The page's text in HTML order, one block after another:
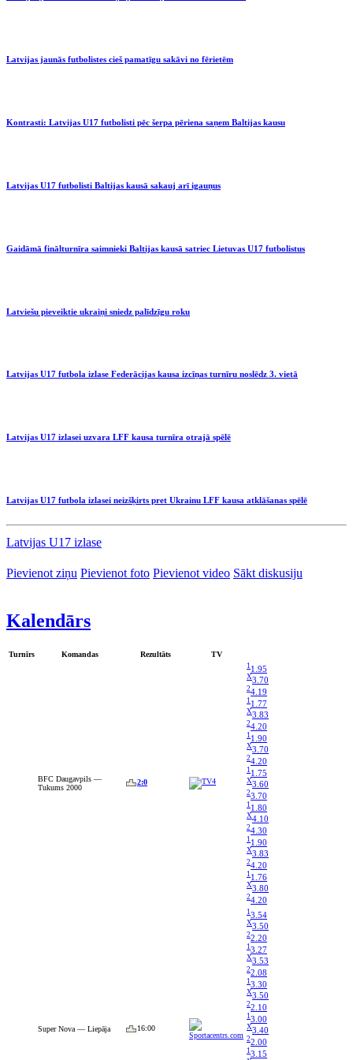
Latvijas jaunās futbolistes cieš pamatīgu sakāvi no fērietēm
Kontrasti: Latvijas U17 futbolisti pēc šerpa pēriena saņem Baltijas kausu
Latvijas U17 futbolisti Baltijas kausā sakauj arī igauņus
Gaidāmā finālturnīra saimnieki Baltijas kausā satriec Lietuvas U17 futbolistus
Latviešu pieveiktie ukraiņi sniedz palīdzīgu roku
Latvijas U17 futbola izlase Federācijas kausa izcīņas turnīru noslēdz 3. vietā
Latvijas U17 izlasei uzvara LFF kausa turnīra otrajā spēlē
Latvijas U17 futbola izlasei neizšķirts pret Ukrainu LFF kausa atklāšanas spēlē
Latvijas U17 izlase
Pievienot ziņu Pievienot foto Pievienot video Sākt diskusiju
Kalendārs
Turnīrs Komandas Rezultāts TV
BFC Daugavpils —
Tukums 2000
2:0
1 1.95
X3.70
24.19
1 1.77
X3.83
24.20
1 1.90
X3.70
24.20
1 1.75
X3.60
23.70
1 1.80
X4.10
24.30
1 1.90
X3.83
24.20
1 1.76
X3.80
24.20
Super Nova — Liepāja 16:00
13.54
X3.50
22.20
13.27
X3.53
22.08
13.30
X3.50
22.10
13.00
X3.40
22.00
13.15